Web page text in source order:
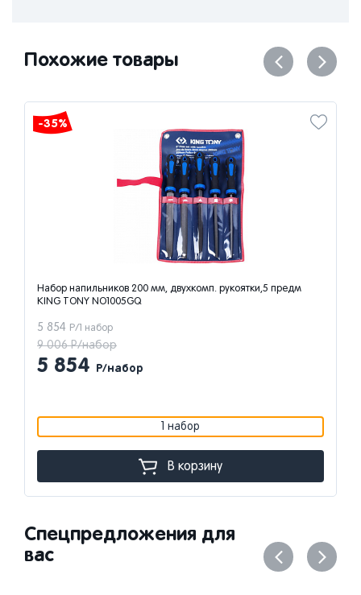
Похожие товары
-35%
Набор напильников 200 мм, двухкомп. рукоятки,5 предм
KING TONY NO1005GQ
5 854 Р/1 набор
9 006 Р/набор
5 854 Р/набор
1 набор
В корзину
Спецпредложения для
вас